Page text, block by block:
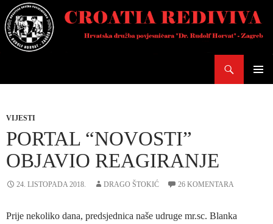
Skoči
do
sadržaja
VIJESTI
PORTAL “NOVOSTI”
OBJAVIO REAGIRANJE
24. LISTOPADA 2018. DRAGO ŠTOKIĆ 26 KOMENTARA
Prije nekoliko dana, predsjednica naše udruge mr.sc. Blanka